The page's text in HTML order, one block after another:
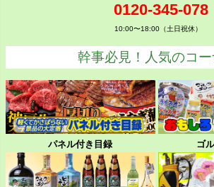
0120-345-078
10:00〜18:00（土日祝休）
幹事必見！人気のコ
パネル付き目録 ゴ